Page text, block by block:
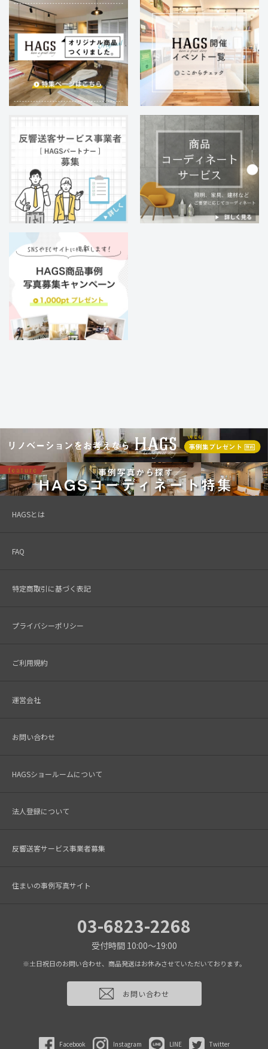
HAGSとは
FAQ
特定商取引に基づく表記
プライバシーポリシー
ご利用規約
運営会社
お問い合わせ
HAGSショールームについて
法人登録について
反響送客サービス事業者募集
住まいの事例写真サイト
03-6823-2268
受付時間 10:00～19:00
※土日祝日のお問い合わせ、商品発送はお休みさせていただいております。
お問い合わせ
Facebook Instagram LINE Twitter